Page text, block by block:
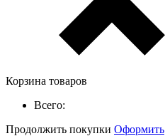
Корзина товаров
Всего:
Продолжить покупки Оформить